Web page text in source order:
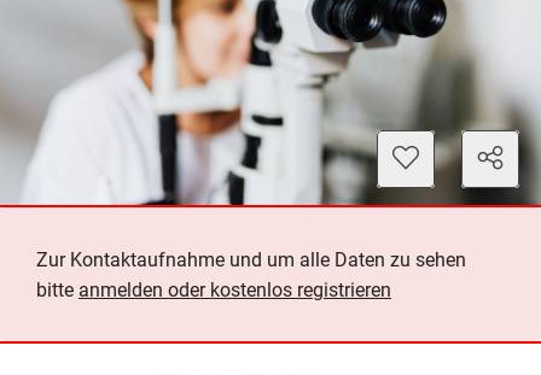
Zur Kontaktaufnahme und um alle Daten zu sehen
bitte anmelden oder kostenlos registrieren